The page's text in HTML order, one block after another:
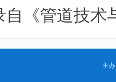
自《管道技术
主